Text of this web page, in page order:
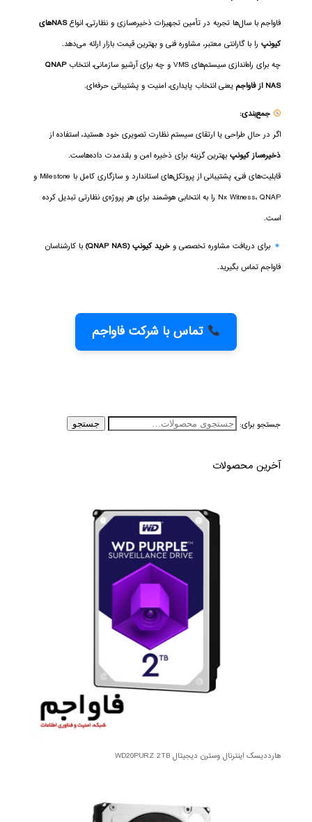
فاواجم با سال‌ها تجربه در تأمین تجهیزات ذخیره‌سازی و نظارتی، انواع
NASهای
کیونپرا با گارانتی معتبر، مشاوره فنی و بهترین قیمت بازار ارائه می‌دهد.
چه برای راه‌اندازی سیستم‌های VMS و چه برای آرشیو سازمانی، انتخاب
QNAP
NAS از فاواجم
یعنی انتخاب پایداری، امنیت و پشتیبانی حرفه‌ای.
جمع‌بندی:
اگر در حال طراحی یا ارتقای سیستم نظارت تصویری خود هستید، استفاده از
ذخیره‌ساز کیونپبهترین گزینه برای ذخیره امن و بلندمدت داده‌هاست.
قابلیت‌های فنی، پشتیبانی از پروتکل‌های استاندارد و سازگاری کامل با Milestone و
Nx Witness، QNAP را به انتخابی هوشمند برای هر پروژه‌ی نظارتی تبدیل کرده
است.
برای دریافت مشاوره تخصصی وخرید کیونپ (QNAP NAS)
با کارشناسان
فاواجم تماس بگیرید.
تماس با شرکت فاواجم
جستجو برای: جستجو
آخرین محصولات
هارددیسک اینترنال وسترن دیجیتال WD20PURZ 2TB